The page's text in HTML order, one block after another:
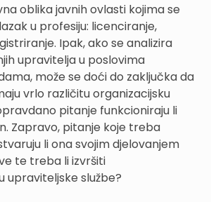
oblika javnih ovlasti kojima se
u profesiju: licenciranje,
Ipak, ako se analizira
upravitelja u poslovima
može se doći do zaključka da
vrlo različitu organizacijsku
pitanje funkcioniraju li
Zapravo, pitanje koje treba
li ona svojim djelovanjem
te treba li izvršiti
upraviteljske službe?